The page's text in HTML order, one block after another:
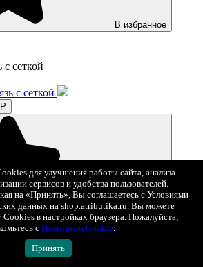
В избранное
сеткой
В избранное
с сеткой
для улучшения работы сайта, анализа
сервисов и удобства пользователей.
на «Принять», Вы соглашаетесь с Условиями
данных на shop.atributika.ru. Вы можете
Cookies в настройках браузера. Пожалуйста,
с Политикой Cookie.
Принять